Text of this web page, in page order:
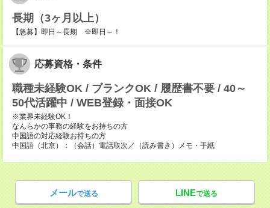
長期（3ヶ月以上）
【急募】即日～長期 ※即日～！
応募資格・条件
職種未経験OK / ブランクOK / 履歴書不要 / 40～
50代活躍中 / WEB登録・面接OK
※業界未経験OK！
なんらかの事務の経験をお持ちの方
中国語の対応経験お持ちの方
中国語（北京）：（会話）電話取次／（読み書き）メモ・手紙
メールで送る LINEで送る